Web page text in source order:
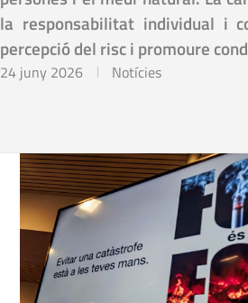
la responsabilitat individual i
percepció del risc i promoure
24 juny 2026 Notícies